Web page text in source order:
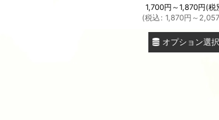
1,700円～1,870円(税
(税込: 1,870円 ～2,057
オプション選択